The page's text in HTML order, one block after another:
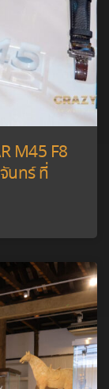
M45 F8
นทร์ ที่